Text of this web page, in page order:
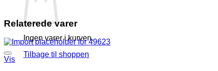
Ingen varer i kurven.
Tilbage til shoppen
Relaterede varer
Vis